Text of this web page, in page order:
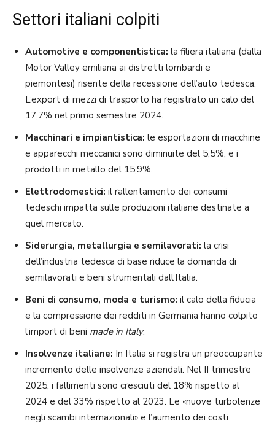
Settori italiani colpiti
Automotive e componentistica: la filiera italiana (dalla
Motor Valley emiliana ai distretti lombardi e
piemontesi) risente della recessione dell’auto tedesca.
L’export di mezzi di trasporto ha registrato un calo del
17,7% nel primo semestre 2024.
Macchinari e impiantistica: le esportazioni di macchine
e apparecchi meccanici sono diminuite del 5,5%, e i
prodotti in metallo del 15,9%.
Elettrodomestici: il rallentamento dei consumi
tedeschi impatta sulle produzioni italiane destinate a
quel mercato.
Siderurgia, metallurgia e semilavorati: la crisi
dell’industria tedesca di base riduce la domanda di
semilavorati e beni strumentali dall’Italia.
Beni di consumo, moda e turismo: il calo della fiducia
e la compressione dei redditi in Germania hanno colpito
l’import di beni made in Italy.
Insolvenze italiane: In Italia si registra un preoccupante
incremento delle insolvenze aziendali. Nel II trimestre
2025, i fallimenti sono cresciuti del 18% rispetto al
2024 e del 33% rispetto al 2023. Le «nuove turbolenze
negli scambi internazionali» e l’aumento dei costi